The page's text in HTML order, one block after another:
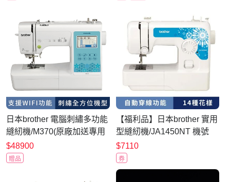
日本brother 電腦刺繡多功能
縫紉機/M370(原廠加送專用
輔助桌/自動剪線裝置)
$48900
贈品
【福利品】日本brother 實用
型縫紉機/JA1450NT 機號
C4P641753
$7110
券